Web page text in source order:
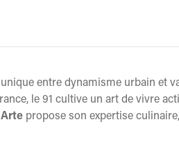
entre dynamisme urbain et
le 91 cultive un art de vivre
Arte propose son expertise